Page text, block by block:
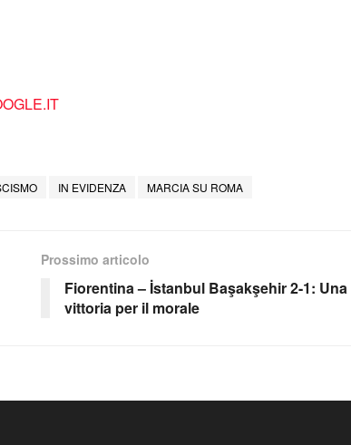
IN EVIDENZA MARCIA SU ROMA
Prossimo articolo
Fiorentina – İstanbul Başakşehir 2-1: Una
vittoria per il morale